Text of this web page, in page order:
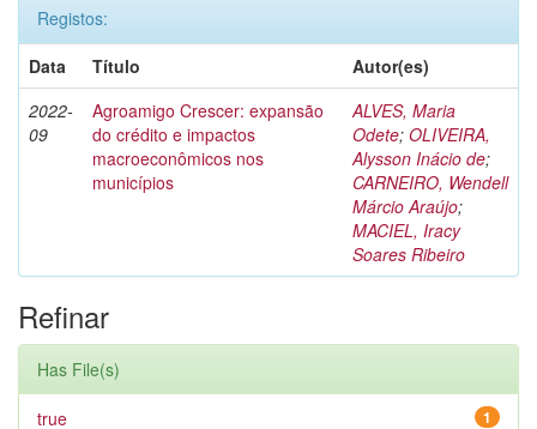
Registos:
Data
Título
Autor(es)
2022-
09
Agroamigo Crescer: expansão
do crédito e impactos
macroeconômicos nos
municípios
ALVES, Maria
Odete; OLIVEIRA,
Alysson Inácio de;
CARNEIRO, Wendell
Márcio Araújo;
MACIEL, Iracy
Soares Ribeiro
Refinar
Has File(s)
1
true